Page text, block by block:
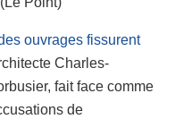
ouvrages fissurent
Charles-
fait face comme
de